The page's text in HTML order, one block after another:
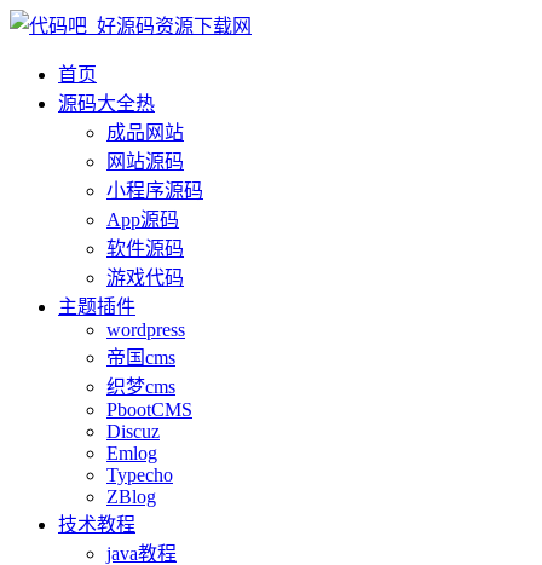
首页
源码大全热
成品网站
网站源码
小程序源码
App源码
软件源码
游戏代码
主题插件
wordpress
帝国cms
织梦cms
PbootCMS
Discuz
Emlog
Typecho
ZBlog
技术教程
java教程